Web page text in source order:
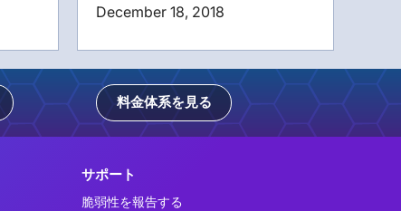
December 18, 2018
料金体系を見る
サポート
脆弱性を報告する